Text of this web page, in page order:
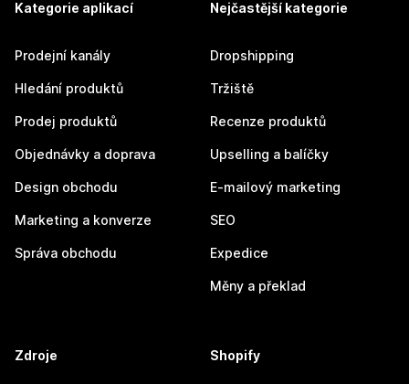
Kategorie aplikací
Prodejní kanály
Hledání produktů
Prodej produktů
Objednávky a doprava
Design obchodu
Marketing a konverze
Správa obchodu
Nejčastější kategorie
Dropshipping
Tržiště
Recenze produktů
Upselling a balíčky
E-mailový marketing
SEO
Expedice
Měny a překlad
Zdroje Shopify